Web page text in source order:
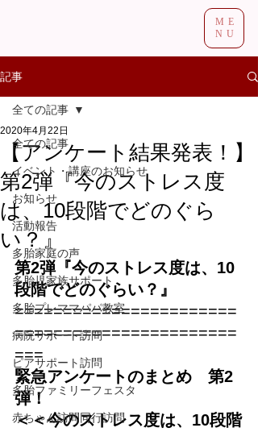
ME
NU
記事
全ての記事
イベント・講座のお知らせ
お知らせ
活動報告
多胎家庭の声
多胎児家族サポート
多胎プレママパパ教室
病院サポート訪問
ピアサポート訪問
多胎ファミリーフェスタ
赤ちゃん訪問同行訪問
全ての記事
【アンケート結果発表！】
第2弾『今のストレス度
は、10段階でどのぐら
い？』
2020年4月22日
第2弾『今のストレス度は、10
段階でどのぐらい？』
=======================
=======================
===
緊急アンケートのまとめ　第2
弾！
＜＜今のストレス度は、10段階